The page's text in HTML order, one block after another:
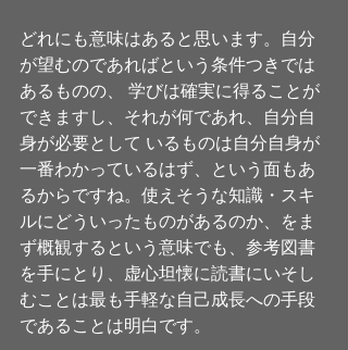
どれにも意味はあると思います。自分
が望むのであればという条件つきでは
あるものの、 学びは確実に得ることが
できますし、それが何であれ、自分自
身が必要として いるものは自分自身が
一番わかっているはず、という面もあ
るからですね。使えそうな知識・スキ
ルにどういったものがあるのか、をま
ず概観するという意味でも、参考図書
を手にとり、虚心坦懐に読書にいそし
むことは最も手軽な自己成長への手段
であることは明白です。